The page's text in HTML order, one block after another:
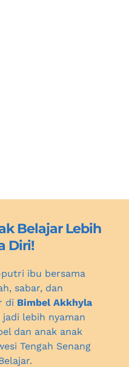
Belajar Lebih
Diri!
ibu bersama
sabar, dan
di Bimbel Akkhyla
jadi lebih nyaman
dan anak anak
Tengah Senang